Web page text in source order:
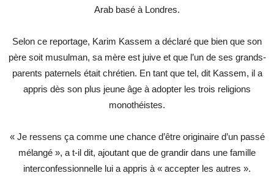
Arab basé à Londres.
Selon ce reportage, Karim Kassem a déclaré que bien que son
père soit musulman, sa mère est juive et que l’un de ses grands-
parents paternels était chrétien. En tant que tel, dit Kassem, il a
appris dès son plus jeune âge à adopter les trois religions
monothéistes.
« Je ressens ça comme une chance d’être originaire d’un passé
mélangé », a t-il dit, ajoutant que de grandir dans une famille
interconfessionnelle lui a appris à « accepter les autres ».